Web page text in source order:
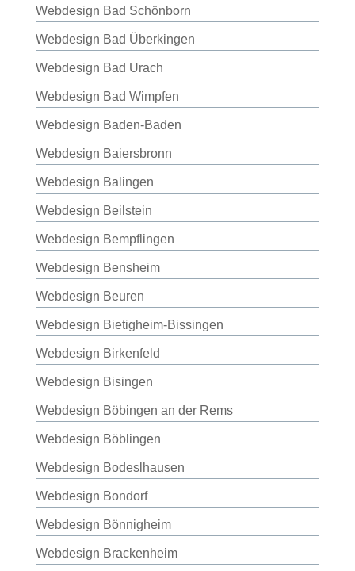
Webdesign Bad Schönborn
Webdesign Bad Überkingen
Webdesign Bad Urach
Webdesign Bad Wimpfen
Webdesign Baden-Baden
Webdesign Baiersbronn
Webdesign Balingen
Webdesign Beilstein
Webdesign Bempflingen
Webdesign Bensheim
Webdesign Beuren
Webdesign Bietigheim-Bissingen
Webdesign Birkenfeld
Webdesign Bisingen
Webdesign Böbingen an der Rems
Webdesign Böblingen
Webdesign Bodeslhausen
Webdesign Bondorf
Webdesign Bönnigheim
Webdesign Brackenheim